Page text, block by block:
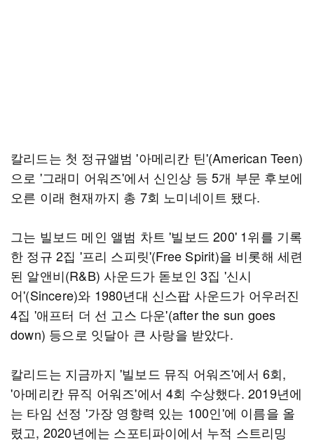
칼리드는 첫 정규앨범 '아메리칸 틴'(American Teen)
으로 '그래미 어워즈'에서 신인상 등 5개 부문 후보에
오른 이래 현재까지 총 7회 노미네이트 됐다.
그는 빌보드 메인 앨범 차트 '빌보드 200' 1위를 기록
한 정규 2집 '프리 스피릿'(Free Spirit)을 비롯해 세련
된 알앤비(R&B) 사운드가 돋보인 3집 '신시
어'(Sincere)와 1980년대 신스팝 사운드가 어우러진
4집 '애프터 더 선 고스 다운'(after the sun goes
down) 등으로 잇달아 큰 사랑을 받았다.
칼리드는 지금까지 '빌보드 뮤직 어워즈'에서 6회,
'아메리칸 뮤직 어워즈'에서 4회 수상했다. 2019년에
는 타임 선정 '가장 영향력 있는 100인'에 이름을 올
렸고, 2020년에는 스포티파이에서 누적 스트리밍